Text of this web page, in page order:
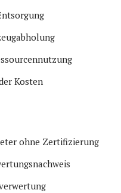
Kosten
ohne Zertifizierung